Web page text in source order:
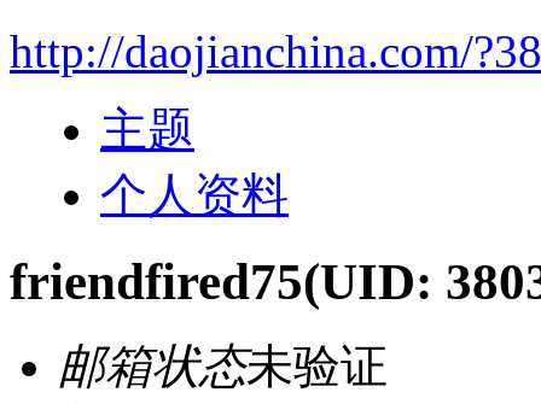
http://daojianchina.com/
主题
个人资料
friendfired75(UID:
邮箱状态未验证